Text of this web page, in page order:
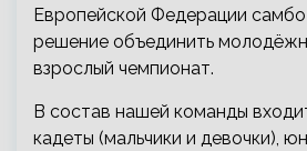
Европейской Федерации
решение объединить
взрослый чемпионат.
В состав нашей команды
кадеты (мальчики и девочки),